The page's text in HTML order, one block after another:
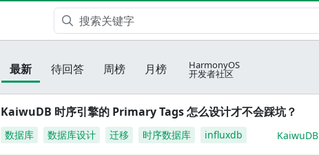
最新 待回答 周榜 月榜 HarmonyOS
开发者社区
KaiwuDB 时序引擎的 Primary Tags 怎么设计才不会踩坑？
数据库 数据库设计 迁移 时序数据库 influxdb KaiwuDB